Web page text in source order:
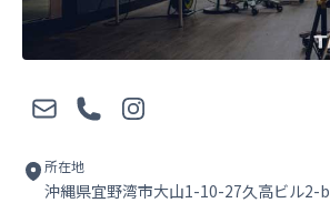
メール 電話 Instagram
所在地
沖縄県宜野湾市大山1-10-27久高ビル2-b